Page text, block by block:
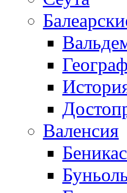
Валенсия